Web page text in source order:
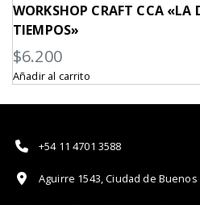
WORKSHOP CRAFT CCA «LA
TIEMPOS»
$6.200
Añadir al carrito
+54 11 4701 3588
Aguirre 1543, Ciudad de Buenos